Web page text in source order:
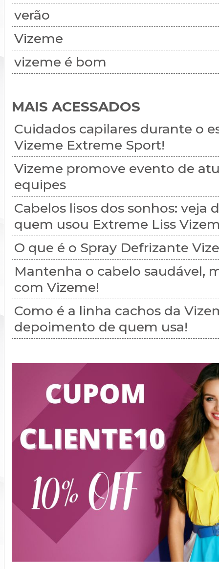
verão
Vizeme
vizeme é bom
MAIS ACESSADOS
Cuidados capilares durante o
Vizeme Extreme Sport!
Vizeme promove evento de
equipes
Cabelos lisos dos sonhos: veja
quem usou Extreme Liss
O que é o Spray Defrizante
Mantenha o cabelo saudável,
com Vizeme!
Como é a linha cachos da
depoimento de quem usa!